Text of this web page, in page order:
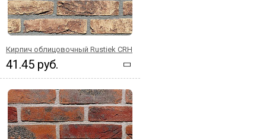
Кирпич облицовочный Rustiek CRH
41.45 руб.